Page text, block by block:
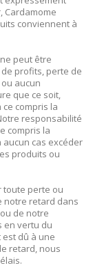
Cardamome
conviennent à
peut être
profits, perte de
aucun
que ce soit,
compris la
responsabilité
compris la
cas excéder
produits ou
toute perte ou
notre retard dans
de notre
en vertu du
dû à une
retard, nous